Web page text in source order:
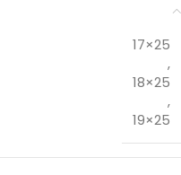
17×25
,
18×25
,
19×25